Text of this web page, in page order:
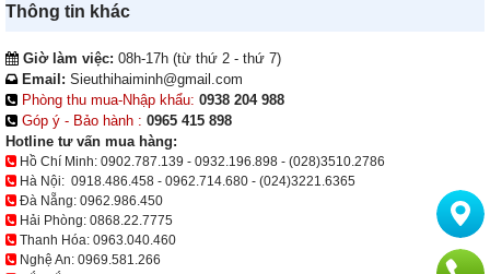
Thông tin khác
Giờ làm việc: 08h-17h (từ thứ 2 - thứ 7)
Email: Sieuthihaiminh@gmail.com
Phòng thu mua-Nhập khẩu: 0938 204 988
Góp ý - Bảo hành : 0965 415 898
Hotline tư vấn mua hàng:
Hồ Chí Minh: 0902.787.139 - 0932.196.898 - (028)3510.2786
Hà Nội: 0918.486.458 - 0962.714.680 - (024)3221.6365
Đà Nẵng: 0962.986.450
Hải Phòng: 0868.22.7775
Thanh Hóa: 0963.040.460
Nghệ An: 0969.581.266